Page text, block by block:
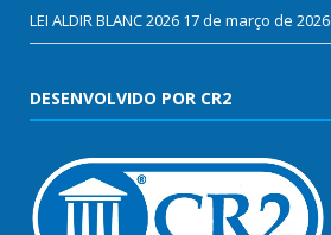
LEI ALDIR BLANC 2026 17 de março de 2026
DESENVOLVIDO POR CR2